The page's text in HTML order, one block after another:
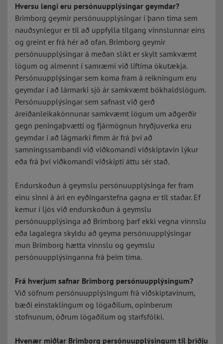
Hversu lengi eru persónuupplýsingar geymdar?
Brimborg geymir persónuupplýsingar í þann tíma sem
nauðsynlegur er til að uppfylla tilgang vinnslunnar eins
og greint er frá hér að ofan. Brimborg geymir
persónuupplýsingar á meðan slíkt er skylt samkvæmt
lögum og almennt í samræmi við líftíma ökutækja.
Persónuupplýsingar sem koma fram á reikningum eru
geymdar í að lármarki sjö ár samkvæmt bókhaldslögum.
Persónuupplýsingar sem safnast við gerð
áreiðanleikakönnunar samkvæmt lögum um aðgerðir
gegn peningaþvætti og fjármögnun hryðjuverka eru
geymdar í að lágmarki fimm ár frá því að
samningssambandi við viðkomandi viðskiptavin lýkur
eða frá því viðkomandi viðskipti áttu sér stað.
Endurskoðun á geymslu persónuupplýsinga fer fram
einu sinni á ári en eyðingarstefna gagna er til staðar. Ef
kemur í ljós við endurskoðun á geymslu
persónuupplýsinga að Brimborg þarf ekki vegna vinnslu
eða lagalegra skyldu að geyma persónuupplýsingar
mun Brimborg hætta vinnslu og geymslu
persónuupplýsinganna frá þeim tíma.
Frá hverjum safnar Brimborg persónuupplýsingum?
Við söfnum persónuupplýsingum frá viðskiptavinum,
bæði einstaklingum og lögaðilum, opinberum
stofnunum, öðrum lögaðilum og starfsfólki.
Hvenær miðlar Brimborg persónuupplýsingum til þriðju